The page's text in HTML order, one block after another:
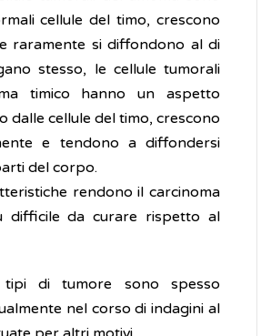
cellule del timo, crescono
raramente si diffondono al di
stesso, le cellule tumorali
timico hanno un aspetto
dalle cellule del timo, crescono
e tendono a diffondersi
del corpo.
rendono il carcinoma
difficile da curare rispetto al
di tumore sono spesso
nel corso di indagini al